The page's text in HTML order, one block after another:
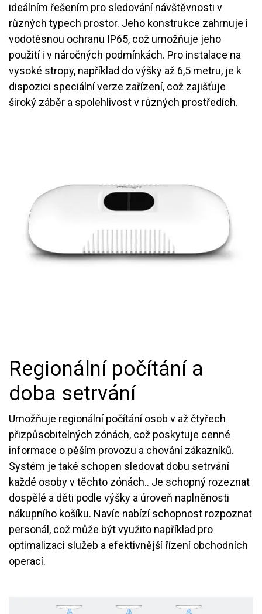
ideálním řešením pro sledování návštěvnosti v
různých typech prostor. Jeho konstrukce zahrnuje i
vodotěsnou ochranu IP65, což umožňuje jeho
použití i v náročných podmínkách. Pro instalace na
vysoké stropy, například do výšky až 6,5 metru, je k
dispozici speciální verze zařízení, což zajišťuje
široký záběr a spolehlivost v různých prostředích.
Regionální počítání a
doba setrvání
Umožňuje regionální počítání osob v až čtyřech
přizpůsobitelných zónách, což poskytuje cenné
informace o pěším provozu a chování zákazníků.
Systém je také schopen sledovat dobu setrvání
každé osoby v těchto zónách.. Je schopný rozeznat
dospělé a děti podle výšky a úroveň naplněnosti
nákupního košíku. Navíc nabízí schopnost rozpoznat
personál, což může být využito například pro
optimalizaci služeb a efektivnější řízení obchodních
operací.